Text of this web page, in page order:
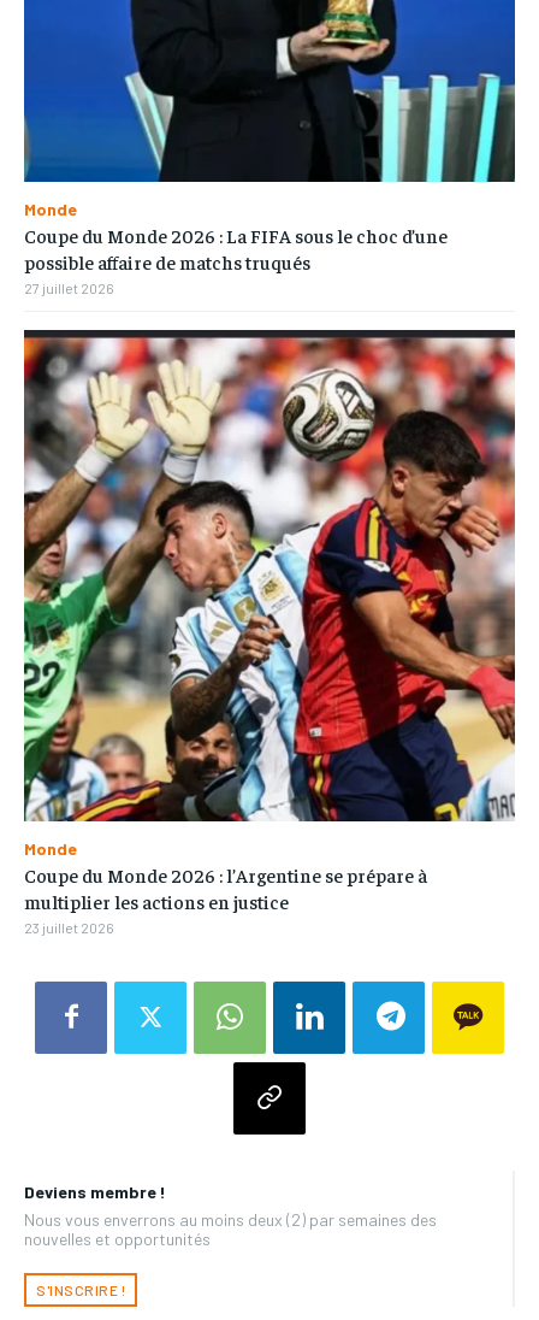
Deviens membre !
Nous vous enverrons au moins deux (2) par semaines des
nouvelles et opportunités
S'INSCRIRE !
Monde
Coupe du Monde 2026 : La FIFA sous le choc d’une
possible affaire de matchs truqués
27 juillet 2026
Monde
Coupe du Monde 2026 : l’Argentine se prépare à
multiplier les actions en justice
23 juillet 2026